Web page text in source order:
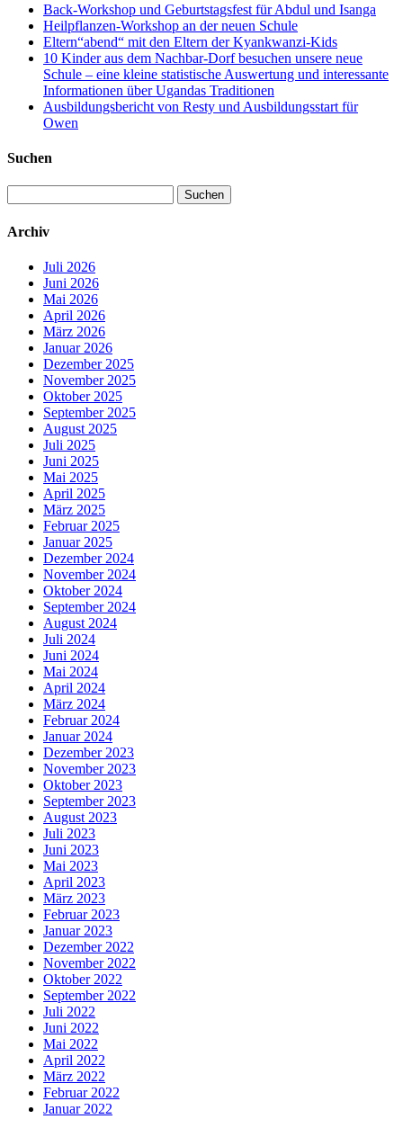
Back-Workshop und Geburtstagsfest für Abdul und Isanga
Heilpflanzen-Workshop an der neuen Schule
Eltern“abend“ mit den Eltern der Kyankwanzi-Kids
10 Kinder aus dem Nachbar-Dorf besuchen unsere neue
Schule – eine kleine statistische Auswertung und interessante
Informationen über Ugandas Traditionen
Ausbildungsbericht von Resty und Ausbildungsstart für
Owen
Suchen
nach:
Archiv
Juli 2026
Juni 2026
Mai 2026
April 2026
März 2026
Januar 2026
Dezember 2025
November 2025
Oktober 2025
September 2025
August 2025
Juli 2025
Juni 2025
Mai 2025
April 2025
März 2025
Februar 2025
Januar 2025
Dezember 2024
November 2024
Oktober 2024
September 2024
August 2024
Juli 2024
Juni 2024
Mai 2024
April 2024
März 2024
Februar 2024
Januar 2024
Dezember 2023
November 2023
Oktober 2023
September 2023
August 2023
Juli 2023
Juni 2023
Mai 2023
April 2023
März 2023
Februar 2023
Januar 2023
Dezember 2022
November 2022
Oktober 2022
September 2022
Juli 2022
Juni 2022
Mai 2022
April 2022
März 2022
Februar 2022
Januar 2022